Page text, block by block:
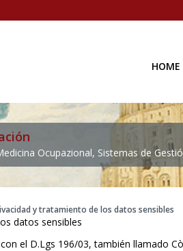
HOME
Ocupazional, Sistemas de
y tratamiento de los datos sensibles
datos sensibles
el D.Lgs 196/03, también llamado